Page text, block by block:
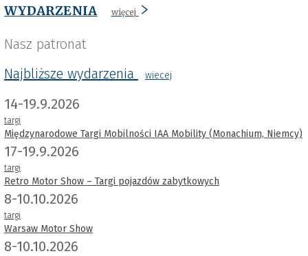
WYDARZENIA więcej
Nasz patronat
Najbliższe wydarzenia
wiecej
14-19.9.2026
targi
Międzynarodowe Targi Mobilności IAA Mobility (Monachium, Niemcy)
17-19.9.2026
targi
Retro Motor Show – Targi pojazdów zabytkowych
8-10.10.2026
targi
Warsaw Motor Show
8-10.10.2026